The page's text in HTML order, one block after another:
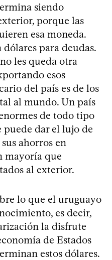
siendo
porque las
esa moneda.
para deudas.
les queda otra
esos
del país es de los
al mundo. Un país
de todo tipo
puede dar el lujo de
ahorros en
mayoría que
al exterior.
lo que el uruguayo
es decir,
la disfrute
de Estados
estos dólares.